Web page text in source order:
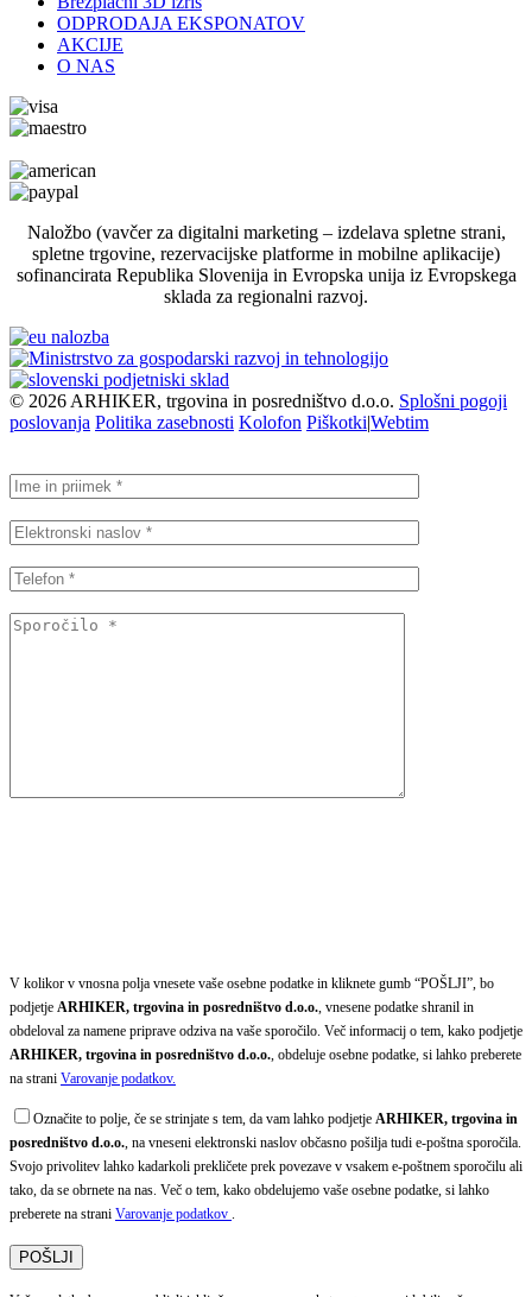
ODPRODAJA EKSPONATOV
AKCIJE
O NAS
Naložbo (vavčer za digitalni marketing – izdelava spletne strani,
spletne trgovine, rezervacijske platforme in mobilne aplikacije)
sofinancirata Republika Slovenija in Evropska unija iz Evropskega
sklada za regionalni razvoj.
© 2026 ARHIKER, trgovina in posredništvo d.o.o. Splošni pogoji
poslovanja Politika zasebnosti Kolofon Piškotki|Webtim
V kolikor v vnosna polja vnesete vaše osebne podatke in kliknete gumb “POŠLJI”, bo
podjetje ARHIKER, trgovina in posredništvo d.o.o., vnesene podatke shranil in
obdeloval za namene priprave odziva na vaše sporočilo. Več informacij o tem, kako podjetje
ARHIKER, trgovina in posredništvo d.o.o., obdeluje osebne podatke, si lahko preberete
na strani Varovanje podatkov.
Označite to polje, če se strinjate s tem, da vam lahko podjetje ARHIKER, trgovina in
posredništvo d.o.o., na vneseni elektronski naslov občasno pošilja tudi e-poštna sporočila.
Svojo privolitev lahko kadarkoli prekličete prek povezave v vsakem e-poštnem sporočilu ali
tako, da se obrnete na nas. Več o tem, kako obdelujemo vaše osebne podatke, si lahko
preberete na strani Varovanje podatkov .